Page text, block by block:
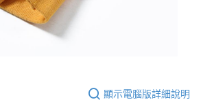
顯示電腦版詳細說明